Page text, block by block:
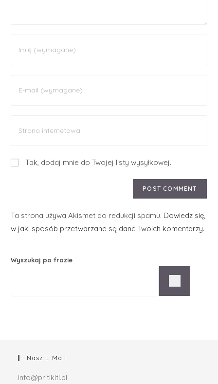
Tak, dodaj mnie do Twojej listy wysyłkowej.
Ta strona używa Akismet do redukcji spamu. Dowiedz się,
w jaki sposób przetwarzane są dane Twoich komentarzy.
Wyszukaj po frazie
Nasz E-Mail
info@pritikiti.pl